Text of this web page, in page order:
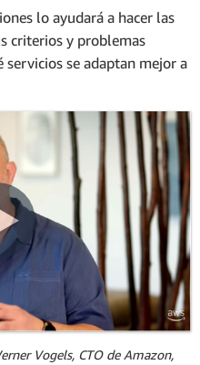
lo ayudará a hacer las
criterios y problemas
se adaptan mejor a
Vogels, CTO de Amazon,